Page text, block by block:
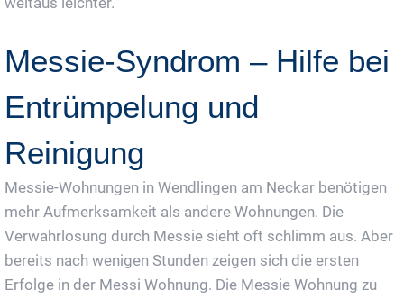
Messie-Syndrom – Hilfe bei
Entrümpelung und
Reinigung
Messie-Wohnungen in Wendlingen am Neckar benötigen
mehr Aufmerksamkeit als andere Wohnungen. Die
Verwahrlosung durch Messie sieht oft schlimm aus. Aber
bereits nach wenigen Stunden zeigen sich die ersten
Erfolge in der Messi Wohnung. Die Messie Wohnung zu